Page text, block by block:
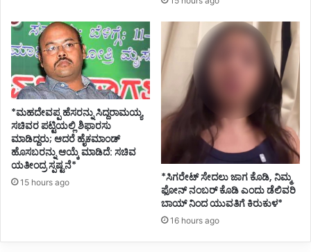
*ಮಹದೇವಪ್ಪ ಹೆಸರನ್ನು ಸಿದ್ದರಾಮಯ್ಯ
ಸಚಿವರ ಪಟ್ಟಿಯಲ್ಲಿ ಶಿಫಾರಸು
ಮಾಡಿದ್ದರು; ಆದರೆ ಹೈಕಮಾಂಡ್
ಹೊಸಬರನ್ನು ಆಯ್ಕೆ ಮಾಡಿದೆ: ಸಚಿವ
ಯತೀಂದ್ರ ಸ್ಪಷ್ಟನೆ*
15 hours ago
*ಸಿಗರೇಟ್ ಸೇದಲು ಜಾಗ ಕೊಡಿ, ನಿಮ್ಮ
ಫೋನ್ ನಂಬರ್ ಕೊಡಿ ಎಂದು ಡೆಲಿವರಿ
ಬಾಯ್ ನಿಂದ ಯುವತಿಗೆ ಕಿರುಕುಳ*
16 hours ago